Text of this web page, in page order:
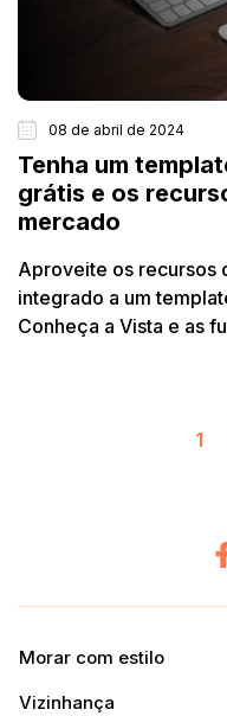
08 de abril de 2024
Tenha um
grátis e os
mercado
Aproveite os recursos
integrado a um
Conheça a Vista e as
1
Morar com estilo
Vizinhança